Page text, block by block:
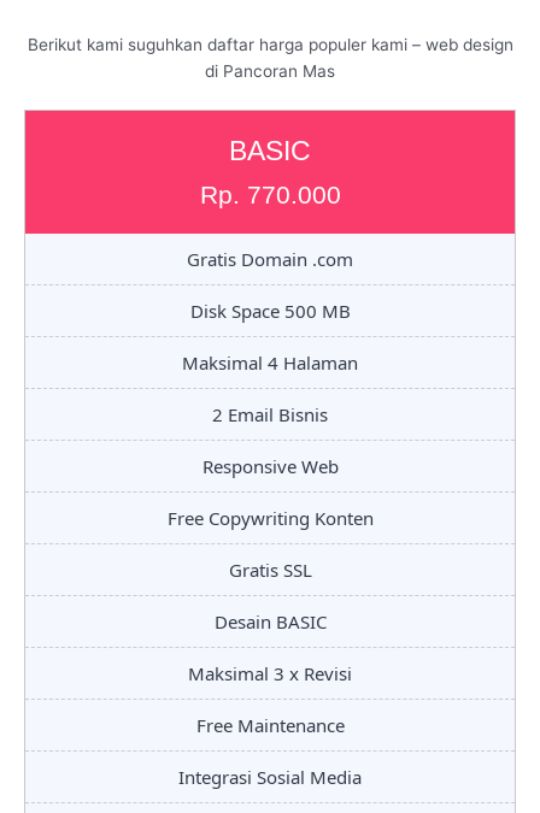
Berikut kami suguhkan daftar harga populer kami – web design
di Pancoran Mas
BASIC
Rp. 770.000
Gratis Domain .com
Disk Space 500 MB
Maksimal 4 Halaman
2 Email Bisnis
Responsive Web
Free Copywriting Konten
Gratis SSL
Desain BASIC
Maksimal 3 x Revisi
Free Maintenance
Integrasi Sosial Media